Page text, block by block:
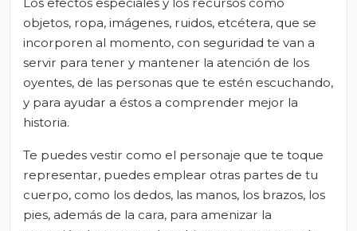
objetos, ropa, imágenes, ruidos, etcétera, que se
incorporen al momento, con seguridad te van a
servir para tener y mantener la atención de los
oyentes, de las personas que te estén escuchando,
y para ayudar a éstos a comprender mejor la
historia.
Te puedes vestir como el personaje que te toque
representar, puedes emplear otras partes de tu
cuerpo, como los dedos, las manos, los brazos, los
pies, además de la cara, para amenizar la